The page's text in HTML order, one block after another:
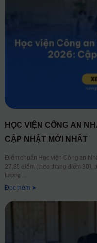
HỌC VIỆN CÔNG AN
CẬP NHẬT MỚI NHẤT
Điểm chuẩn Học viện Công an
27,85 điểm (theo thang điểm 30),
tượng
Đọc thêm ➤